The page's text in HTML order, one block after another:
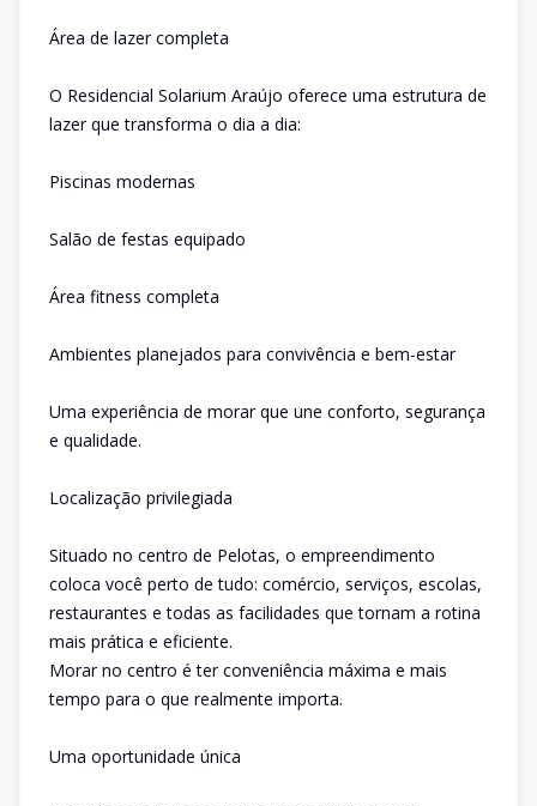
Área de lazer completa
O Residencial Solarium Araújo oferece uma estrutura de
lazer que transforma o dia a dia:
Piscinas modernas
Salão de festas equipado
Área fitness completa
Ambientes planejados para convivência e bem-estar
Uma experiência de morar que une conforto, segurança
e qualidade.
Localização privilegiada
Situado no centro de Pelotas, o empreendimento
coloca você perto de tudo: comércio, serviços, escolas,
restaurantes e todas as facilidades que tornam a rotina
mais prática e eficiente.
Morar no centro é ter conveniência máxima e mais
tempo para o que realmente importa.
Uma oportunidade única